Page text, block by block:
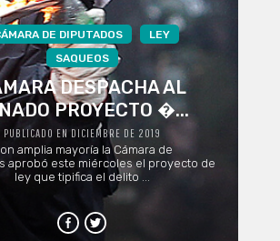
DE DIPUTADOS
LEY
SAQUEOS
DESPACHA AL
PROYECTO �...
PUBLICADO EN DICIEMBRE DE 2019
amplia mayoría la Cámara de
aprobó este miércoles el proyecto de
ley que tipifica el delito ...